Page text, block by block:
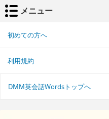
メニュー
初めての方へ
利用規約
DMM英会話Wordsトップへ